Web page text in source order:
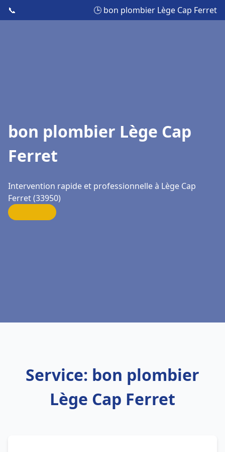
📞 🕒 bon plombier Lège Cap Ferret
bon plombier Lège Cap
Ferret
Intervention rapide et professionnelle à Lège Cap
Ferret (33950)
Service: bon plombier
Lège Cap Ferret